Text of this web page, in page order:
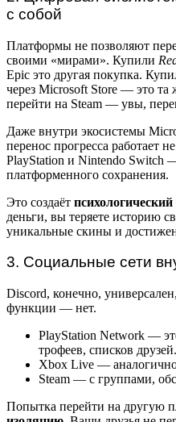
с собой
Платформы не позволяют
своими «мирами». Купили
Epic это другая покупка.
через Microsoft Store — это
перейти на Steam — увы,
Даже внутри экосистемы
перенос прогресса работает
PlayStation и Nintendo Switch
платформенного сохранения.
Это создаёт психологический
деньги, вы теряете историю
уникальные скины и
3. Социальные сети
Discord, конечно,
функции — нет.
PlayStation Network —
трофеев, списков друзей.
Xbox Live —
Steam — с группами,
Попытка перейти на другую